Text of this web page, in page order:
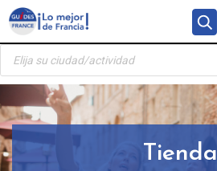
Panel de gestión de cookies
Skip
content
Búsqueda
productos
Tienda